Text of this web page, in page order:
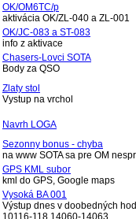
OK/OM6TC/p
aktivácia OK/ZL-040 a ZL-001
OK/JC-083 a ST-083
info z aktivace
Chasers-Lovci SOTA
Body za QSO
Zlaty stol
Vystup na vrchol
Navrh LOGA
Sezonny bonus - chyba
na www SOTA sa pre OM
GPS KML subor
kml do GPS, Google maps
Vysoká BA 001
Výstup dnes v doobedných
10116-118,14060-14063